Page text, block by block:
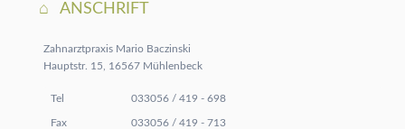
ANSCHRIFT
Zahnarztpraxis Mario Baczinski
Hauptstr. 15, 16567 Mühlenbeck
Tel 033056 / 419 - 698
Fax 033056 / 419 - 713